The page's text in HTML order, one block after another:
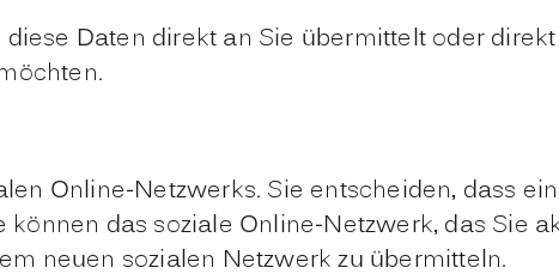
Daten direkt an Sie übermittelt oder
Online-Netzwerks. Sie entscheiden, dass
können das soziale Online-Netzwerk, das Sie
neuen sozialen Netzwerk zu übermitteln.